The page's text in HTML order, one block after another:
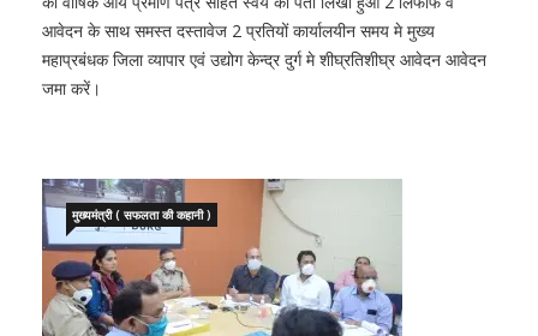
आवेदन के साथ समस्त दस्तावेज 2 प्रतियों कार्यालयीन समय मे मुख्य
महाप्रबंधक जिला व्यापार एवं उद्योग केन्द्र दुर्ग मे शीघ्रतिशीघ्र आवेदन आवेदन
जमा करें।
मुख्यमंत्री ( सफलता की कहानी )